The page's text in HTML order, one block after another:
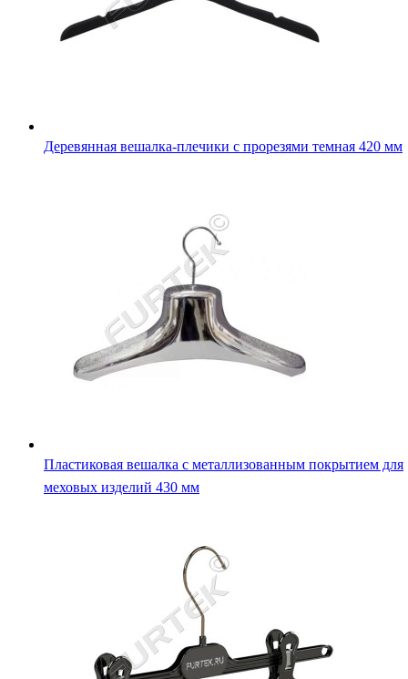
Деревянная вешалка-плечики с прорезями темная 420 мм
Пластиковая вешалка с металлизованным покрытием для
меховых изделий 430 мм